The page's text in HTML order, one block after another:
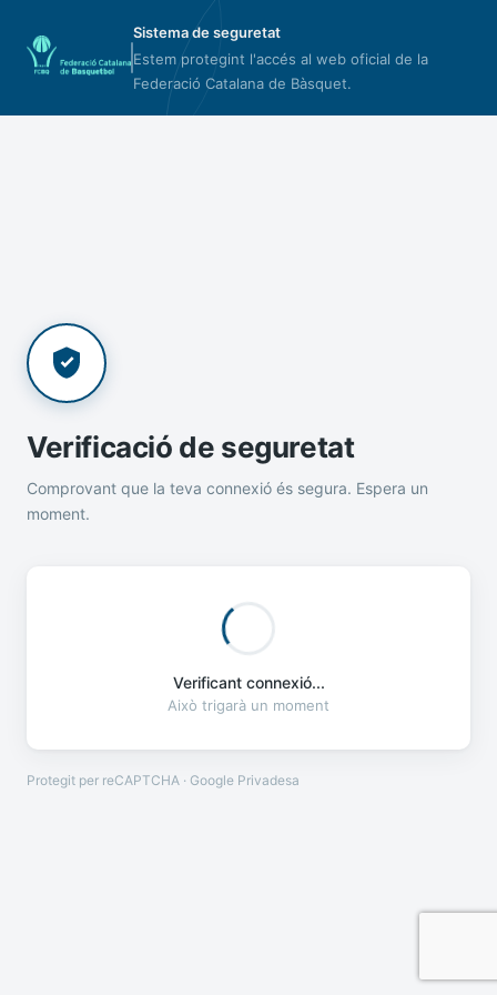
Sistema de seguretat
Estem protegint l'accés al web oficial de la
Federació Catalana de Bàsquet.
Verificació de seguretat
Comprovant que la teva connexió és segura. Espera un
moment.
Verificant connexió...
Això trigarà un moment
Protegit per reCAPTCHA · Google Privadesa